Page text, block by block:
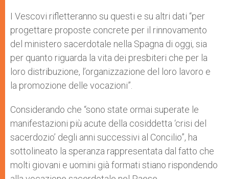
I Vescovi rifletteranno su questi e su altri dati “per
progettare proposte concrete per il rinnovamento
del ministero sacerdotale nella Spagna di oggi, sia
per quanto riguarda la vita dei presbiteri che per la
loro distribuzione, l’organizzazione del loro lavoro e
la promozione delle vocazioni”.
Considerando che “sono state ormai superate le
manifestazioni più acute della cosiddetta ‘crisi del
sacerdozio’ degli anni successivi al Concilio”, ha
sottolineato la speranza rappresentata dal fatto che
molti giovani e uomini già formati stiano rispondendo